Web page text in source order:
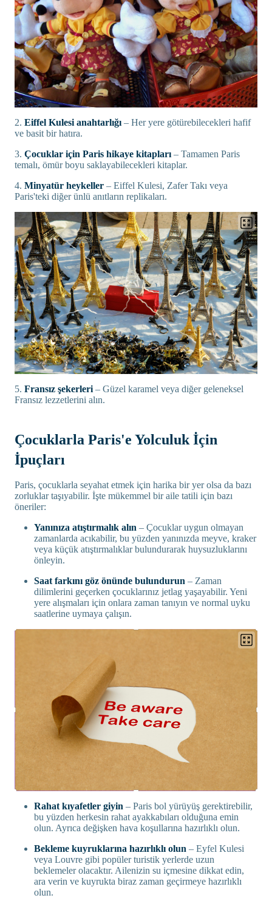
2. Eiffel Kulesi anahtarlığı – Her yere götürebilecekleri hafif
ve basit bir hatıra.
3. Çocuklar için Paris hikaye kitapları – Tamamen Paris
temalı, ömür boyu saklayabilecekleri kitaplar.
4. Minyatür heykeller – Eiffel Kulesi, Zafer Takı veya
Paris'teki diğer ünlü anıtların replikaları.
5. Fransız şekerleri – Güzel karamel veya diğer geleneksel
Fransız lezzetlerini alın.
Çocuklarla Paris'e Yolculuk İçin
İpuçları
Paris, çocuklarla seyahat etmek için harika bir yer olsa da bazı
zorluklar taşıyabilir. İşte mükemmel bir aile tatili için bazı
öneriler:
Yanınıza atıştırmalık alın – Çocuklar uygun olmayan
zamanlarda acıkabilir, bu yüzden yanınızda meyve, kraker
veya küçük atıştırmalıklar bulundurarak huysuzluklarını
önleyin.
Saat farkını göz önünde bulundurun – Zaman
dilimlerini geçerken çocuklarınız jetlag yaşayabilir. Yeni
yere alışmaları için onlara zaman tanıyın ve normal uyku
saatlerine uymaya çalışın.
Rahat kıyafetler giyin – Paris bol yürüyüş gerektirebilir,
bu yüzden herkesin rahat ayakkabıları olduğuna emin
olun. Ayrıca değişken hava koşullarına hazırlıklı olun.
Bekleme kuyruklarına hazırlıklı olun – Eyfel Kulesi
veya Louvre gibi popüler turistik yerlerde uzun
beklemeler olacaktır. Ailenizin su içmesine dikkat edin,
ara verin ve kuyrukta biraz zaman geçirmeye hazırlıklı
olun.